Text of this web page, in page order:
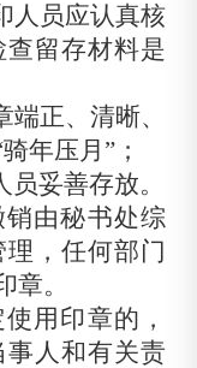
人员应认真核
留存材料是
端正、清晰、
年压月”；
员妥善存放。
由秘书处综
，任何部门
章。
用印章的，
人和有关责